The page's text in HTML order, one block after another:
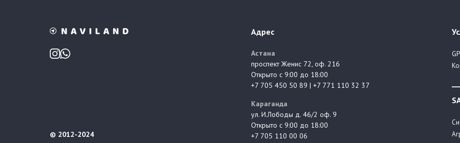
© 2012-2024
Адрес
Астана
проспект Женис 72, оф. 216
Открыто с 9:00 до 18:00
+7 705 450 50 89 | +7 771 110 32 37
Караганда
ул. И.Лободы д. 46/2 оф. 9
Открыто с 9:00 до 18:00
+7 705 110 00 06